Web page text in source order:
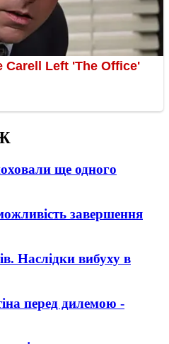
ще одного
завершення
Наслідки вибуху в
перед дилемою -